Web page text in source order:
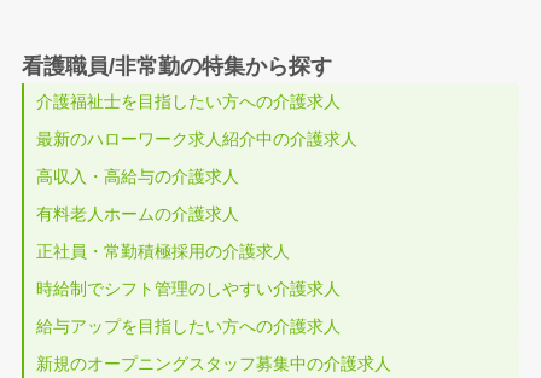
看護職員/非常勤の特集から探す
介護福祉士を目指したい方への介護求人
最新のハローワーク求人紹介中の介護求人
高収入・高給与の介護求人
有料老人ホームの介護求人
正社員・常勤積極採用の介護求人
時給制でシフト管理のしやすい介護求人
給与アップを目指したい方への介護求人
新規のオープニングスタッフ募集中の介護求人